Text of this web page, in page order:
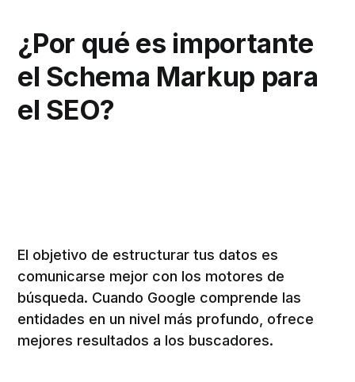
¿Por qué es importante
el Schema Markup para
el SEO?
El objetivo de estructurar tus datos es
comunicarse mejor con los motores de
búsqueda. Cuando Google comprende las
entidades en un nivel más profundo, ofrece
mejores resultados a los buscadores.